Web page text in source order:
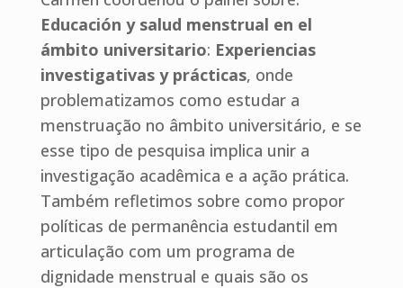
Educación y salud menstrual en el
ámbito universitario: Experiencias
investigativas y prácticas, onde
problematizamos como estudar a
menstruação no âmbito universitário, e se
esse tipo de pesquisa implica unir a
investigação acadêmica e a ação prática.
Também refletimos sobre como propor
políticas de permanência estudantil em
articulação com um programa de
dignidade menstrual e quais são os